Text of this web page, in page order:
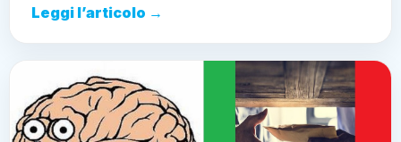
Leggi l’articolo →